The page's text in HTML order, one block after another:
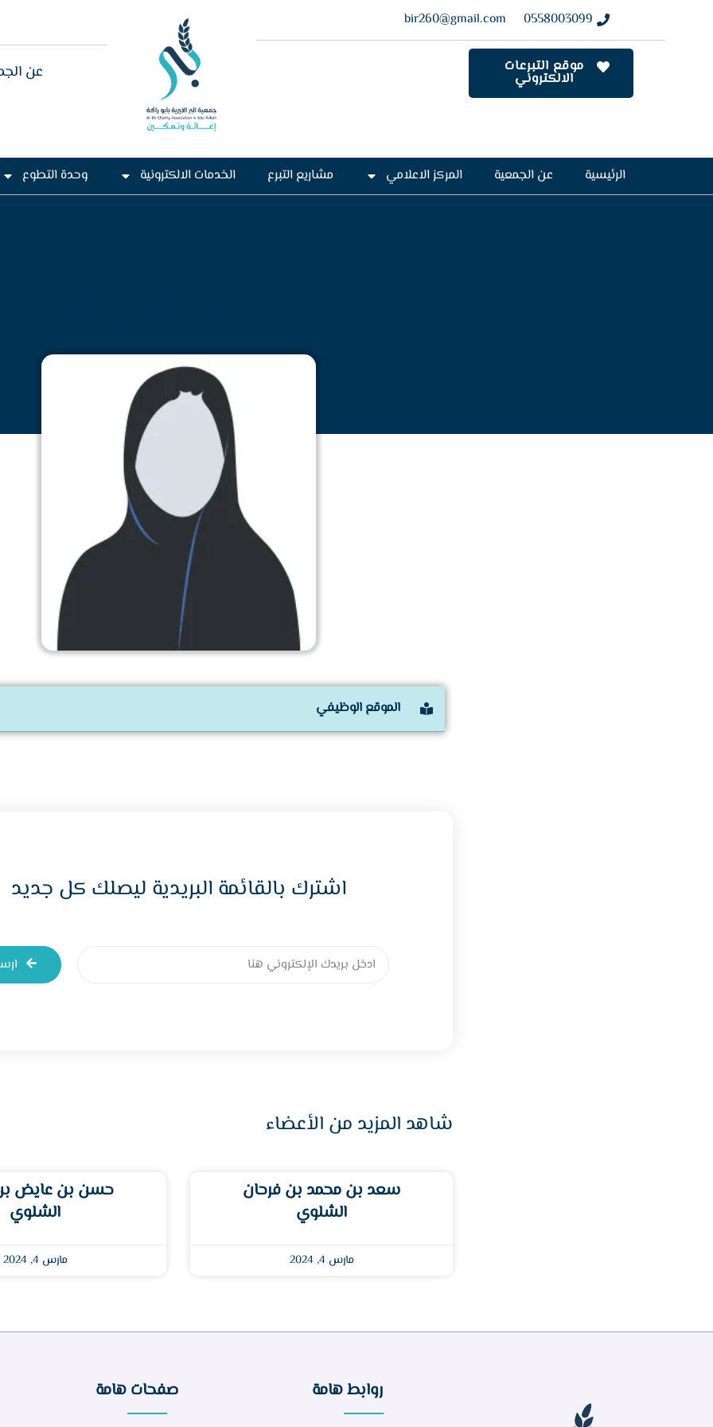
0558003099
bir260@gmail.com
موقع التبرعات
الالكتروني عن
الرئيسية عن الجمعية المركز الاعلامي مشاريع التبرع الخدمات الالكترونية وحدة التطوع
الموقع الوظيفي
اشترك بالقائمة البريدية ليصلك كل جديد
شاهد المزيد من الأعضاء
سعد بن محمد بن فرحان
الشلوي
مارس 4, 2024
حسن بن عايض
الشلوي
مارس 4, 2024
روابط هامة صفحات هامة